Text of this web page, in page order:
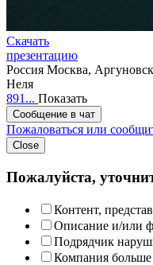
Скачать
презентацию
Россия Москва,
Неля
891... Показать
Сообщение в чат
Пожаловаться или
Close
Пожалуйста,
Контент,
Описание и/или
Подрядчик
Компания больше